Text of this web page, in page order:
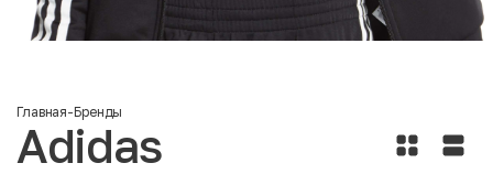
Главная-Бренды
Adidas